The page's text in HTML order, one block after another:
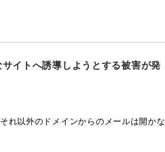
イトへ誘導しようとする被害が発
れ以外のドメインからのメールは開かな